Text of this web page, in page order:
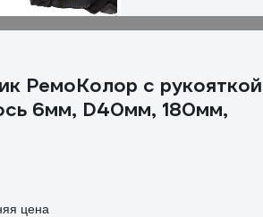
РемоКолор с рукояткой
6мм, D40мм, 180мм,
цена